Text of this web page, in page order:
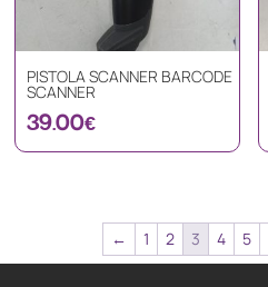
PISTOLA SCANNER BARCODE
SCANNER
39.00€
← 1 2 3 4 5